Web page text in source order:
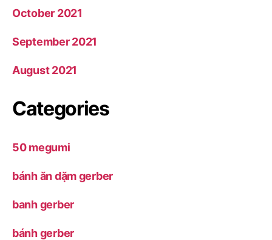
October 2021
September 2021
August 2021
Categories
50 megumi
bánh ăn dặm gerber
banh gerber
bánh gerber